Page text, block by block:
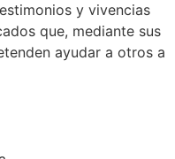
y vivencias
que, mediante sus
ayudar a otros a